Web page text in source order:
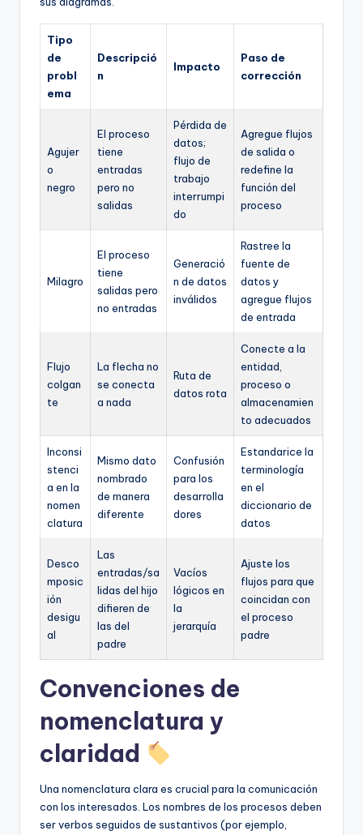
Tipo
de
probl
ema
Descripció
n
Impacto
Paso de
corrección
Agujer
o
negro
El proceso
tiene
entradas
pero no
salidas
Pérdida de
datos;
flujo de
trabajo
interrumpi
do
Agregue flujos
de salida o
redefine la
función del
proceso
Milagro
El proceso
tiene
salidas pero
no entradas
Generació
n de datos
inválidos
Rastree la
fuente de
datos y
agregue flujos
de entrada
Flujo
colgan
te
La flecha no
se conecta
a nada
Ruta de
datos rota
Conecte a la
entidad,
proceso o
almacenamien
to adecuados
Inconsi
stenci
a en la
nomen
clatura
Mismo dato
nombrado
de manera
diferente
Confusión
para los
desarrolla
dores
Estandarice la
terminología
en el
diccionario de
datos
Desco
mposic
ión
desigu
al
Las
entradas/sa
lidas del hijo
difieren de
las del
padre
Vacíos
lógicos en
la
jerarquía
Ajuste los
flujos para que
coincidan con
el proceso
padre
Convenciones de
nomenclatura y
claridad
Una nomenclatura clara es crucial para la comunicación
con los interesados. Los nombres de los procesos deben
ser verbos seguidos de sustantivos (por ejemplo,